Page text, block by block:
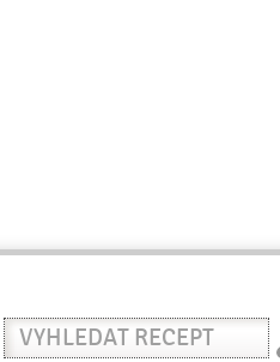
Vyhledat
recept